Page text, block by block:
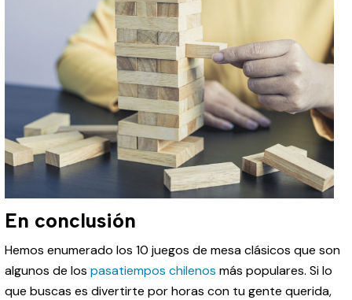
En conclusión
Hemos enumerado los 10 juegos de mesa clásicos que son
algunos de los pasatiempos chilenos más populares. Si lo
que buscas es divertirte por horas con tu gente querida,